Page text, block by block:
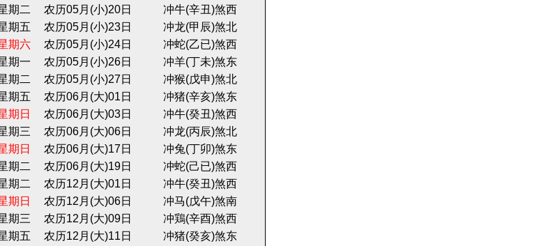
期二 农历05月(小)20日
冲牛(辛丑)煞西
期五 农历05月(小)23日
冲龙(甲辰)煞北
期六 农历05月(小)24日
冲蛇(乙已)煞西
期一 农历05月(小)26日
冲羊(丁未)煞东
期二 农历05月(小)27日
冲猴(戊申)煞北
期五 农历06月(大)01日
冲猪(辛亥)煞东
期日 农历06月(大)03日
冲牛(癸丑)煞西
期三 农历06月(大)06日
冲龙(丙辰)煞北
期日 农历06月(大)17日
冲兔(丁卯)煞东
期二 农历06月(大)19日
冲蛇(己已)煞西
期二 农历12月(大)01日
冲牛(癸丑)煞西
期日 农历12月(大)06日
冲马(戊午)煞南
期三 农历12月(大)09日
冲鶏(辛酉)煞西
期五 农历12月(大)11日
冲猪(癸亥)煞东